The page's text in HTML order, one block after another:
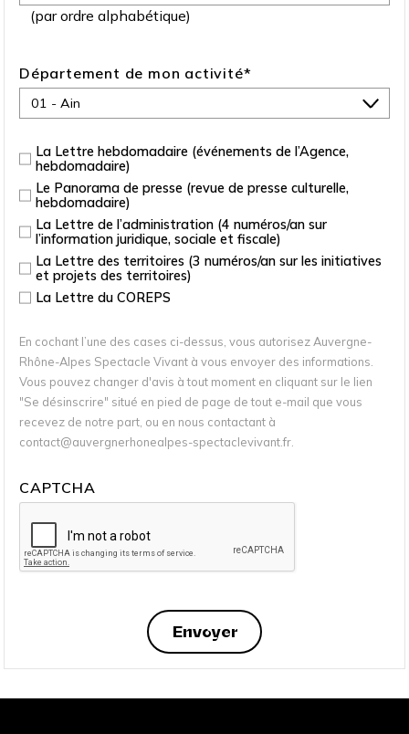
(par ordre alphabétique)
Département de mon activité*
La Lettre hebdomadaire (événements de l’Agence,
hebdomadaire)
Le Panorama de presse (revue de presse culturelle,
hebdomadaire)
La Lettre de l’administration (4 numéros/an sur
l’information juridique, sociale et fiscale)
La Lettre des territoires (3 numéros/an sur les initiatives
et projets des territoires)
La Lettre du COREPS
En cochant l’une des cases ci-dessus, vous autorisez Auvergne-
Rhône-Alpes Spectacle Vivant à vous envoyer des informations.
Vous pouvez changer d'avis à tout moment en cliquant sur le lien
"Se désinscrire" situé en pied de page de tout e-mail que vous
recevez de notre part, ou en nous contactant à
contact@auvergnerhonealpes-spectaclevivant.fr.
CAPTCHA